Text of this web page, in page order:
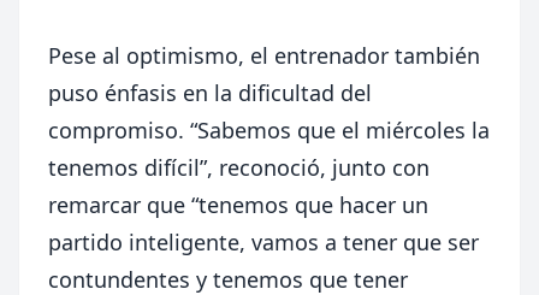
Pese al optimismo, el entrenador también
puso énfasis en la dificultad del
compromiso. “Sabemos que el miércoles la
tenemos difícil”, reconoció, junto con
remarcar que “tenemos que hacer un
partido inteligente, vamos a tener que ser
contundentes y tenemos que tener